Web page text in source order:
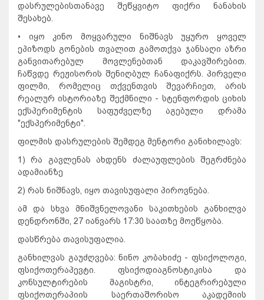
დასრულებისთანავე შეწყვიტო ფიქრი ნანახის
შესახებ.
• იყო კინო მოყვარული ნიშნავს უყურო ყოველ
ეპიზოდს გონების თვალით გამოთქვა ჯანსაღი აზრი
განვითარებულ მოვლენებთან დაკავშირებით.
ჩაწვდე რეჟისორის შენიღბულ ჩანაფიქრს. პირველი
ფილმი, რომელიც თქვენთვის შევარჩიეთ, არის
რეალურ ისტორიაზე შექმნილი - სტენფორდის ციხის
ექსპერიმენტის საფუძველზე აგებული დრამა
"ექსპერიმენტი".
ფილმის დასრულების შემდეგ მენტორი განიხილავს:
1) რა გავლენას ახდენს ძალაუფლების შეგრძნება
ადამიანზე
2) რას ნიშნავს, იყო თავისუფალი პიროვნება.
ამ და სხვა მნიშვნელოვანი საკითხების განხილვა
დენდრონში, 27 იანვარს 17:30 საათზე მოეწყობა.
დასწრება თავისუფალია.
განხილვას გაუძღვება: ნინო კობახიძე - ფსიქოლოგი,
ფსიქოთერაპევტი. ფსიქოდიაგნოსტიკისა და
კონსულტირების მაგისტრი, ინტეგრირებული
ფსიქოთერაპიის საერთაშორისო აკადემიის